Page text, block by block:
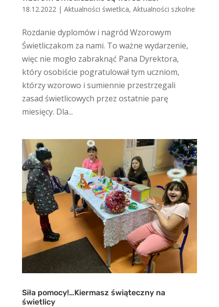
18.12.2022| Aktualności świetlica, Aktualności szkolne
Rozdanie dyplomów i nagród Wzorowym
Świetliczakom za nami. To ważne wydarzenie,
więc nie mogło zabraknąć Pana Dyrektora,
który osobiście pogratulował tym uczniom,
którzy wzorowo i sumiennie przestrzegali
zasad świetlicowych przez ostatnie parę
miesięcy. Dla...
Siła pomocy!…Kiermasz świąteczny na
świetlicy